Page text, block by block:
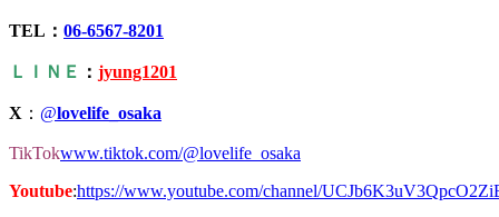
TEL： 06-6567-8201
ＬＩＮＥ ： jyung1201
X ： @lovelife_osaka
TikTokwww.tiktok.com/@lovelife_osaka
Youtube:https://www.youtube.com/channel/